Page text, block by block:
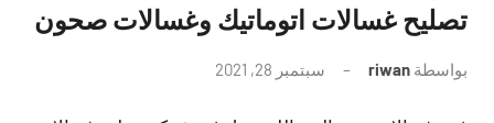
تصليح غسالات اتوماتيك وغسالات صحون
بواسطة riwan سبتمبر 28, 2021